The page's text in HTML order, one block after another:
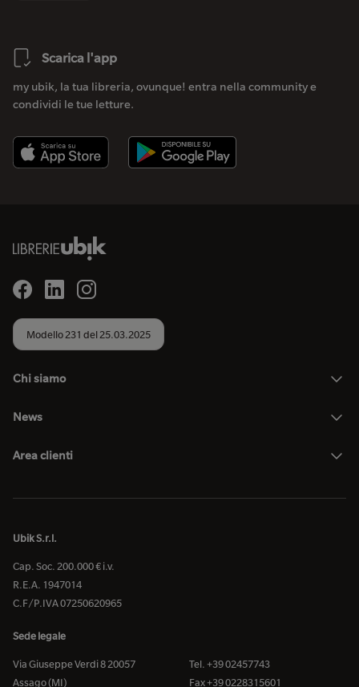
Scarica l'app
my ubik, la tua libreria, ovunque! entra nella community e
condividi le tue letture.
Modello 231 del 25.03.2025
Chi siamo
News
Area clienti
Ubik S.r.l.
Cap. Soc. 200.000 € i.v.
R.E.A. 1947014
C.F/P.IVA 07250620965
Sede legale
Via Giuseppe Verdi 8 20057
Assago (MI)
Tel. +39 02457743
Fax +39 0228315601